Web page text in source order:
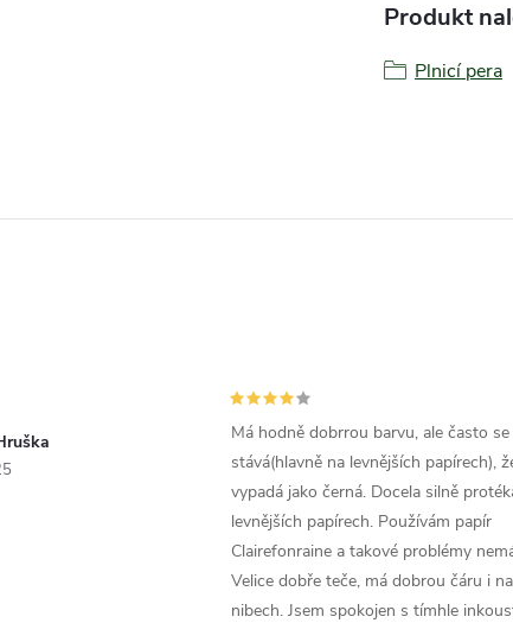
Produkt
Plnicí pera
Má hodně dobrrou barvu, ale často se
stává(hlavně na levnějších papírech),
vypadá jako černá. Docela silně
levnějších papírech. Používám papír
Clairefonraine a takové problémy
Velice dobře teče, má dobrou čáru i
nibech. Jsem spokojen s tímhle